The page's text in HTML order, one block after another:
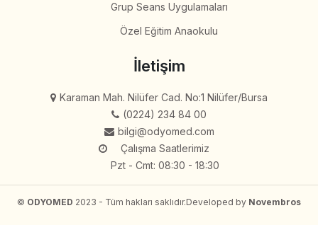
Grup Seans Uygulamaları
Özel Eğitim Anaokulu
İletişim
Karaman Mah. Nilüfer Cad. No:1 Nilüfer/Bursa
(0224) 234 84 00
bilgi@odyomed.com
Çalışma Saatlerimiz
Pzt - Cmt: 08:30 - 18:30
© ODYOMED 2023 - Tüm hakları saklıdır.Developed by Novembros